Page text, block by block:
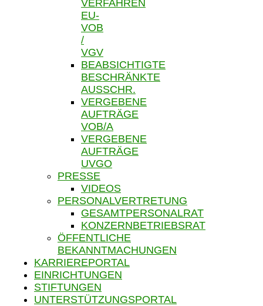
VERFAHREN
EU-
VOB
/
VGV
BEABSICHTIGTE
BESCHRÄNKTE
AUSSCHR.
VERGEBENE
AUFTRÄGE
VOB/A
VERGEBENE
AUFTRÄGE
UVGO
PRESSE
VIDEOS
PERSONALVERTRETUNG
GESAMTPERSONALRAT
KONZERNBETRIEBSRAT
ÖFFENTLICHE
BEKANNTMACHUNGEN
KARRIEREPORTAL
EINRICHTUNGEN
STIFTUNGEN
UNTERSTÜTZUNGSPORTAL